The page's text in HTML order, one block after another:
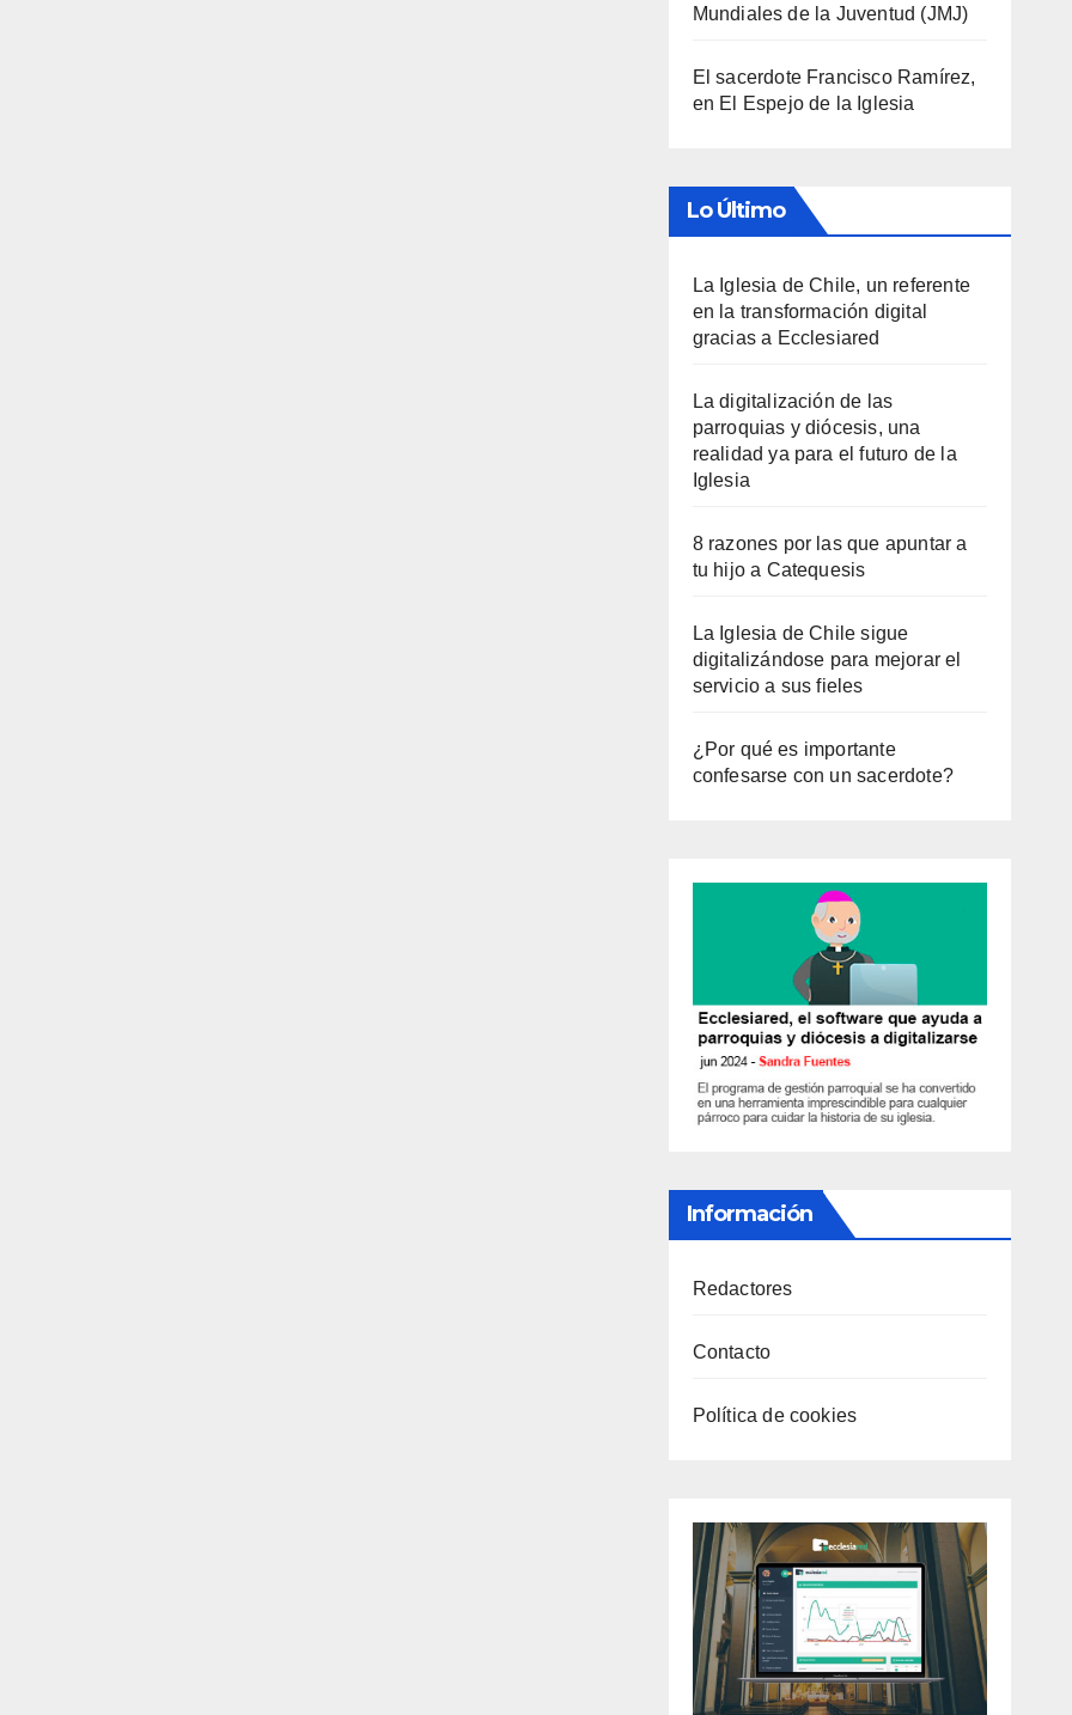
Mundiales de la Juventud (JMJ)
El sacerdote Francisco Ramírez,
en El Espejo de la Iglesia
Lo Último
La Iglesia de Chile, un referente
en la transformación digital
gracias a Ecclesiared
La digitalización de las
parroquias y diócesis, una
realidad ya para el futuro de la
Iglesia
8 razones por las que apuntar a
tu hijo a Catequesis
La Iglesia de Chile sigue
digitalizándose para mejorar el
servicio a sus fieles
¿Por qué es importante
confesarse con un sacerdote?
Información
Redactores
Contacto
Política de cookies